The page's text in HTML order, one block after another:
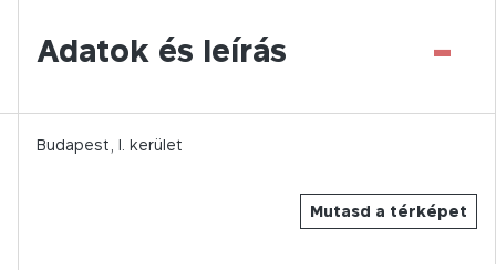
Adatok és leírás -
Mutasd a térképet
Budapest, I. kerület